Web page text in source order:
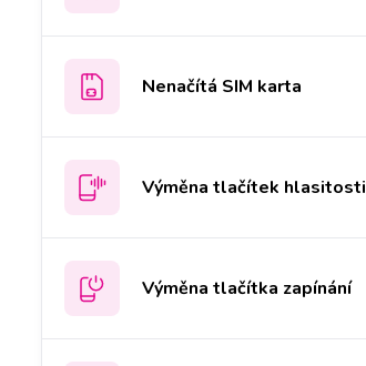
Nenačítá SIM karta
Výměna tlačítek hlasitosti
Výměna tlačítka zapínání